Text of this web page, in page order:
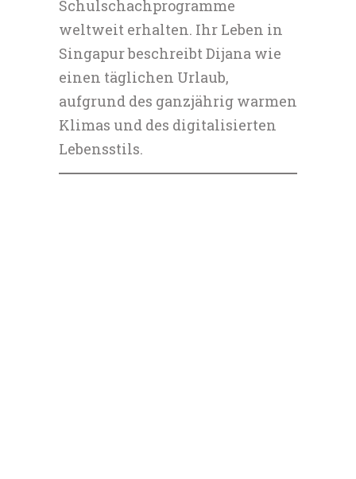
Schulschachprogramme
weltweit erhalten. Ihr Leben in
Singapur beschreibt Dijana wie
einen täglichen Urlaub,
aufgrund des ganzjährig warmen
Klimas und des digitalisierten
Lebensstils.